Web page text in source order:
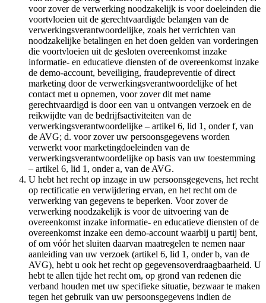
voor zover de verwerking noodzakelijk is voor doeleinden die
voortvloeien uit de gerechtvaardigde belangen van de
verwerkingsverantwoordelijke, zoals het verrichten van
noodzakelijke betalingen en het doen gelden van vorderingen
die voortvloeien uit de gesloten overeenkomst inzake
informatie- en educatieve diensten of de overeenkomst inzake
de demo-account, beveiliging, fraudepreventie of direct
marketing door de verwerkingsverantwoordelijke of het
contact met u opnemen, voor zover dit met name
gerechtvaardigd is door een van u ontvangen verzoek en de
reikwijdte van de bedrijfsactiviteiten van de
verwerkingsverantwoordelijke – artikel 6, lid 1, onder f, van
de AVG; d. voor zover uw persoonsgegevens worden
verwerkt voor marketingdoeleinden van de
verwerkingsverantwoordelijke op basis van uw toestemming
– artikel 6, lid 1, onder a, van de AVG.
U hebt het recht op inzage in uw persoonsgegevens, het recht
op rectificatie en verwijdering ervan, en het recht om de
verwerking van gegevens te beperken. Voor zover de
verwerking noodzakelijk is voor de uitvoering van de
overeenkomst inzake informatie- en educatieve diensten of de
overeenkomst inzake een demo-account waarbij u partij bent,
of om vóór het sluiten daarvan maatregelen te nemen naar
aanleiding van uw verzoek (artikel 6, lid 1, onder b, van de
AVG), hebt u ook het recht op gegevensoverdraagbaarheid. U
hebt te allen tijde het recht om, op grond van redenen die
verband houden met uw specifieke situatie, bezwaar te maken
tegen het gebruik van uw persoonsgegevens indien de